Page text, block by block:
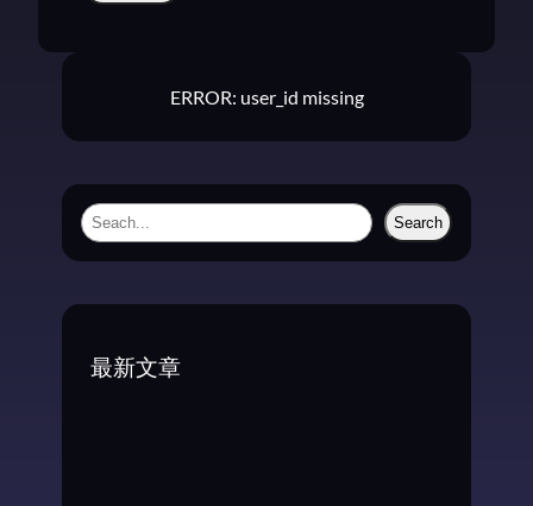
ERROR: user_id missing
S
Search
最新文章